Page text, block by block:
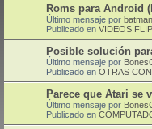
Roms para Android
Último mensaje por batman
Publicado en VIDEOS
Posible solución
Último mensaje por
Publicado en OTRAS
Parece que Atari se
Último mensaje por
Publicado en